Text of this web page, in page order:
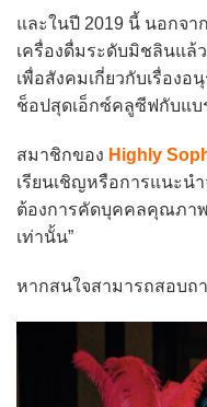
และในปี 2019 นี้ นอกจา
เครื่องดื่มระดับมิชลินแล้
เพื่อสังคมเกี่ยวกับเรื่อง
ช็อปสุดเอ็กซ์คลูซีฟกับแ
สมาชิกของ Highly
เรียนเชิญหรือการแนะน
ต้องการคัดบุคคลคุณภา
เท่านั้น”
หากสนใจสามารถสอบถ